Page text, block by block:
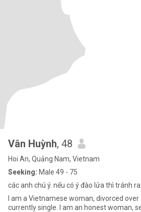
Vân Huỳnh, 48
Hoi An, Quảng Nam, Vietnam
Seeking: Male 49 - 75
các anh chú ý. nếu có ý đào lửa thì tránh ra
I am a Vietnamese woman, divorced over
currently single. I am an honest woman,